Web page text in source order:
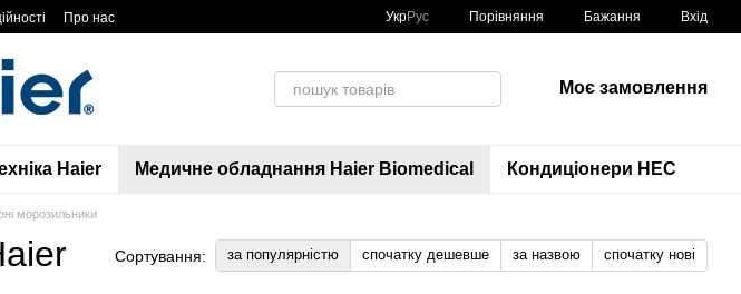
Про нас УкрРус Порівняння Бажання Вхід
Моє замовлення
Haier Медичне обладнання Haier Biomedical Кондиціонери HEC
морозильники
Сортування: за популярністю спочатку дешевше за назвою спочатку нові